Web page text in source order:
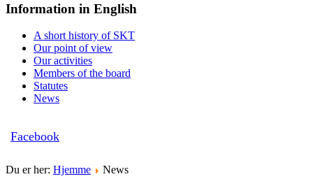
Information in English
A short history of SKT
Our point of view
Our activities
Members of the board
Statutes
News
Facebook
Du er her: Hjemme News